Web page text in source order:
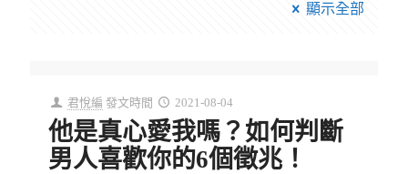
顯示全部
君悅編 發文時間 2021-08-04
他是真心愛我嗎？如何判斷
男人喜歡你的6個徵兆！